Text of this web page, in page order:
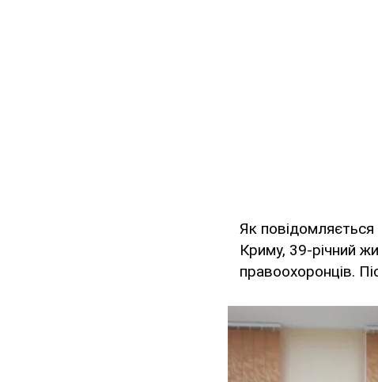
Як повідомляється
Криму, 39-річний
правоохоронців.